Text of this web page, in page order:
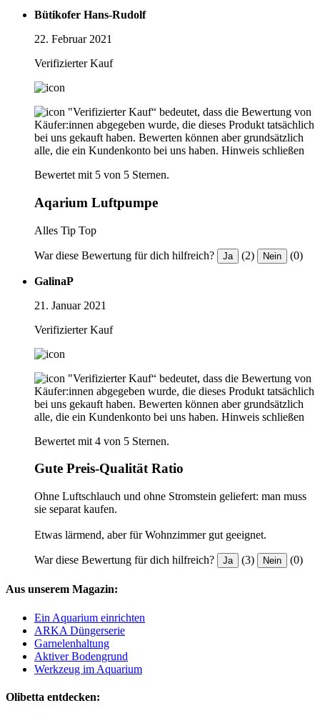
Bütikofer Hans-Rudolf
22. Februar 2021
Verifizierter Kauf
"Verifizierter Kauf“ bedeutet, dass die Bewertung von
Käufer:innen abgegeben wurde, die dieses Produkt tatsächlich
bei uns gekauft haben. Bewerten können aber grundsätzlich
alle, die ein Kundenkonto bei uns haben. Hinweis schließen
Bewertet mit 5 von 5 Sternen.
Aqarium Luftpumpe
Alles Tip Top
War diese Bewertung für dich hilfreich? Ja (2) Nein (0)
GalinaP
21. Januar 2021
Verifizierter Kauf
"Verifizierter Kauf“ bedeutet, dass die Bewertung von
Käufer:innen abgegeben wurde, die dieses Produkt tatsächlich
bei uns gekauft haben. Bewerten können aber grundsätzlich
alle, die ein Kundenkonto bei uns haben. Hinweis schließen
Bewertet mit 4 von 5 Sternen.
Gute Preis-Qualität Ratio
Ohne Luftschlauch und ohne Stromstein geliefert: man muss
sie separat kaufen.
Etwas lärmend, aber für Wohnzimmer gut geeignet.
War diese Bewertung für dich hilfreich? Ja (3) Nein (0)
Aus unserem Magazin:
Ein Aquarium einrichten
ARKA Düngerserie
Garnelenhaltung
Aktiver Bodengrund
Werkzeug im Aquarium
Olibetta entdecken: